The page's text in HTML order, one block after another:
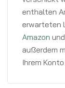
enthalten
erwarteten
Amazon und
außerdem
Ihrem